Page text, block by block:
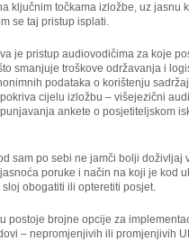
ključnim točkama izložbe, uz jasnu
se taj pristup isplati.
je pristup audiovodičima za koje
smanjuje troškove održavanja i
podataka o korištenju
cijelu izložbu – višejezični
ankete o posjetiteljskom
sam po sebi ne jamči bolji doživljaj
poruke i način na koji je kod
obogatiti ili opteretiti posjet.
postoje brojne opcije za
– nepromjenjivih ili promjenjivih